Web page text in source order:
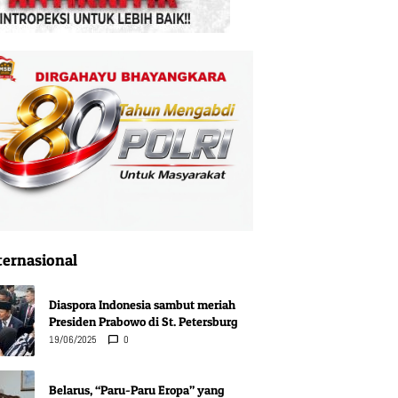
Diaspora Indonesia sambut meriah
Presiden Prabowo di St. Petersburg
19/06/2025 0
Belarus, “Paru-Paru Eropa” yang